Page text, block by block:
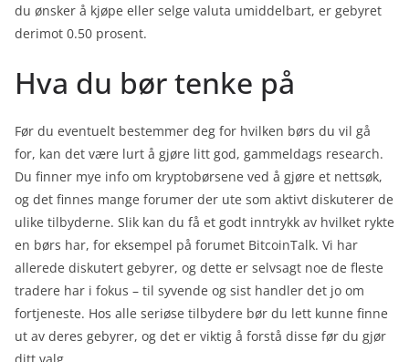
du ønsker å kjøpe eller selge valuta umiddelbart, er gebyret
derimot 0.50 prosent.
Hva du bør tenke på
Før du eventuelt bestemmer deg for hvilken børs du vil gå
for, kan det være lurt å gjøre litt god, gammeldags research.
Du finner mye info om kryptobørsene ved å gjøre et nettsøk,
og det finnes mange forumer der ute som aktivt diskuterer de
ulike tilbyderne. Slik kan du få et godt inntrykk av hvilket rykte
en børs har, for eksempel på forumet BitcoinTalk. Vi har
allerede diskutert gebyrer, og dette er selvsagt noe de fleste
tradere har i fokus – til syvende og sist handler det jo om
fortjeneste. Hos alle seriøse tilbydere bør du lett kunne finne
ut av deres gebyrer, og det er viktig å forstå disse før du gjør